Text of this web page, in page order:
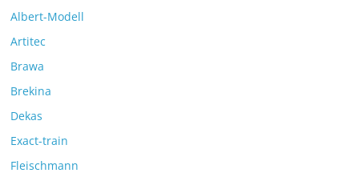
Albert-Modell
Artitec
Brawa
Brekina
Dekas
Exact-train
Fleischmann